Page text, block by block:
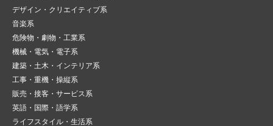
デザイン・クリエイティブ系
音楽系
危険物・劇物・工業系
機械・電気・電子系
建築・土木・インテリア系
工事・重機・操縦系
販売・接客・サービス系
英語・国際・語学系
ライフスタイル・生活系